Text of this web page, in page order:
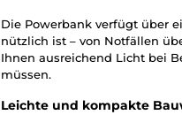
Die Powerbank verfügt über
nützlich ist – von Notfällen
Ihnen ausreichend Licht bei
müssen.
Leichte und kompakte